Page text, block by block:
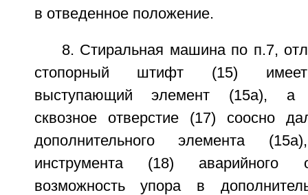
в отведенное положение.
8. Стиральная машина по п.7,
стопорный штифт (15) имеет
выступающий элемент (15а), а
сквозное отверстие (17) соосно
дополнительного элемента
инструмента (18) аварийного
возможность упора в